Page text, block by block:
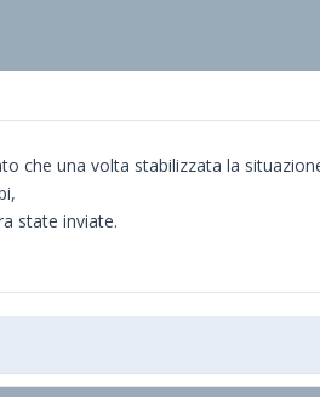
che una volta stabilizzata la
state inviate.